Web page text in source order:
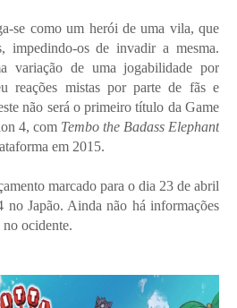
se como um herói de uma vila, que
impedindo-os de invadir a mesma.
variação de uma jogabilidade por
reações mistas por parte de fãs e
não será o primeiro título da Game
4, com Tembo the Badass Elephant
em 2015.
marcado para o dia 23 de abril
no Japão. Ainda não há informações
ocidente.